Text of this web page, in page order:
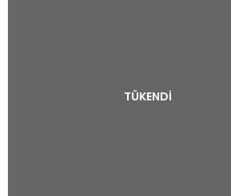
TÜKENDİ